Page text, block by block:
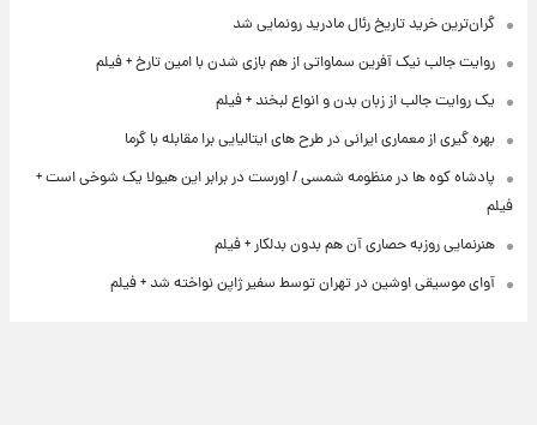
گران‌ترین خرید تاریخ رئال مادرید رونمایی شد
روایت جالب نیک آفرین سماواتی از هم بازی شدن با امین تارخ + فیلم
یک روایت جالب از زبان بدن و انواع لبخند + فیلم
بهره گیری از معماری ایرانی در طرح های ایتالیایی برا مقابله با گرما
پادشاه کوه ها در منظومه شمسی / اورست در برابر این هیولا یک شوخی است +
فیلم
هنرنمایی روزبه حصاری آن هم بدون بدلکار + فیلم
آوای موسیقی اوشین در تهران توسط سفیر ژاپن نواخته شد + فیلم